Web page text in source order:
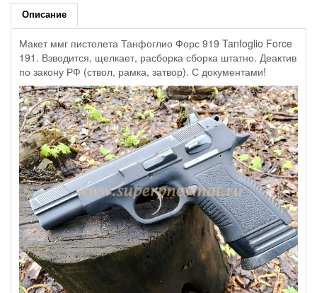
Описание
Макет ммг пистолета Танфоглио Форс 919 Tanfoglio Force
191. Взводится, щелкает, расборка сборка штатно. Деактив
по закону РФ (ствол, рамка, затвор). С документами!